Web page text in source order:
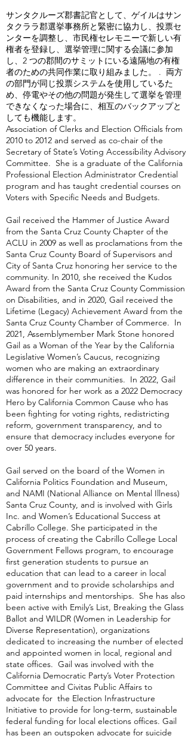
サンタクルーズ郡書記官として、ゲイルはサン
タクララ郡選挙事務所と緊密に協力し、投票セ
ンターを調整し、市民権セレモニーで新しい有
権者を登録し、選挙管理に関する会議に参加
し、2 つの郡間のサミットにいる遠隔地の有権
者のための共同作業に取り組みました。 . 両方
の部門が同じ投票システムを使用しているた
め、停電やその他の問題が発生して選挙を管理
できなくなった場合に、相互のバックアップと
しても機能します。
Association of Clerks and Election Officials from
2010 to 2012 and served as co-chair of the
Secretary of State’s Voting Accessibility Advisory
Committee. She is a graduate of the California
Professional Election Administrator Credential
program and has taught credential courses on
Voters with Specific Needs and Budgets.
Gail received the Hammer of Justice Award
from the Santa Cruz County Chapter of the
ACLU in 2009 as well as proclamations from the
Santa Cruz County Board of Supervisors and
City of Santa Cruz honoring her service to the
community. In 2010, she received the Kudos
Award from the Santa Cruz County Commission
on Disabilities, and in 2020, Gail received the
Lifetime (Legacy) Achievement Award from the
Santa Cruz County Chamber of Commerce. In
2021, Assemblymember Mark Stone honored
Gail as a Woman of the Year by the California
Legislative Women’s Caucus, recognizing
women who are making an extraordinary
difference in their communities. In 2022, Gail
was honored for her work as a 2022 Democracy
Hero by California Common Cause who has
been fighting for voting rights, redistricting
reform, government transparency, and to
ensure that democracy includes everyone for
over 50 years.
Gail served on the board of the Women in
California Politics Foundation and Museum,
and NAMI (National Alliance on Mental Illness)
Santa Cruz County, and is involved with Girls
Inc. and Women’s Educational Success at
Cabrillo College. She participated in the
process of creating the Cabrillo College Local
Government Fellows program, to encourage
first generation students to pursue an
education that can lead to a career in local
government and to provide scholarships and
paid internships and mentorships. She has also
been active with Emily’s List, Breaking the Glass
Ballot and WILDR (Women in Leadership for
Diverse Representation), organizations
dedicated to increasing the number of elected
and appointed women in local, regional and
state offices. Gail was involved with the
California Democratic Party’s Voter Protection
Committee and Civitas Public Affairs to
advocate for the Election Infrastructure
Initiative to provide for long-term, sustainable
federal funding for local elections offices. Gail
has been an outspoken advocate for suicide